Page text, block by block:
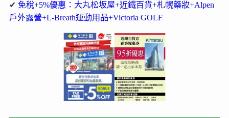
✔ 免稅+5%優惠：大丸松坂屋+近鐵百貨+札幌藥妝+Alpen
戶外露營+L-Breath運動用品+Victoria GOLF